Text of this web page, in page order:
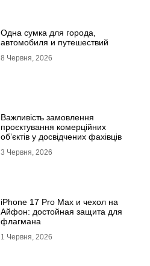
Одна сумка для города,
автомобиля и путешествий
8 Червня, 2026
Важливість замовлення
проєктування комерційних
об’єктів у досвідчених фахівців
3 Червня, 2026
iPhone 17 Pro Max и чехол на
Айфон: достойная защита для
флагмана
1 Червня, 2026